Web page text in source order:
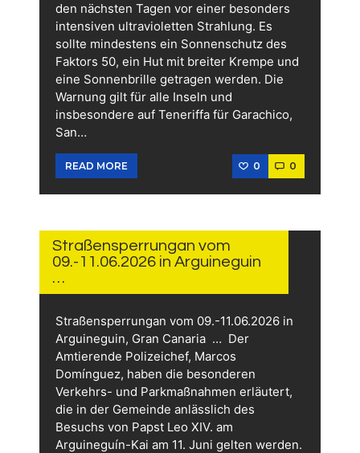
den nächsten Tagen vor einer besonders
intensiven ultravioletten Strahlung. Es
sollte mindestens ein Sonnenschutz des
Faktors 50, ein Hut mit breiter Krempe und
eine Sonnenbrille getragen werden. Die
Warnung gilt für alle Inseln und
insbesondere auf Teneriffa für Garachico,
San…
READ MORE 0 0
2026
Straßensperrungan vom
09.-11.06.2026 in Arguineguin
…
Straßensperrungan vom 09.-11.06.2026 in
Arguineguin, Gran Canaria … Der
Amtierende Polizeichef, Marcos
Domínguez, haben die besonderen
Verkehrs- und Parkmaßnahmen erläutert,
die in der Gemeinde anlässlich des
Besuchs von Papst Leo XIV. am
Arguineguín-Kai am 11. Juni gelten werden.